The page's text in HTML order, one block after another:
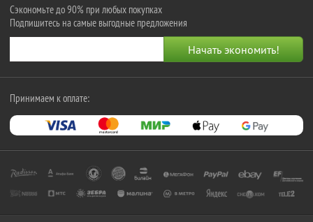
Сэкономьте до 90% при любых покупках
Подпишитесь на самые выгодные предложения
Принимаем к оплате: